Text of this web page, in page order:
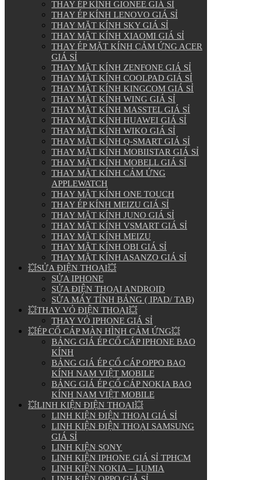
THAY ÉP KÍNH GIONEE GIÁ SỈ
THAY ÉP KÍNH LENOVO GIÁ SỈ
THAY MẶT KÍNH SKY GIÁ SỈ
THAY MẶT KÍNH XIAOMI GIÁ SỈ
THAY ÉP MẶT KÍNH CẢM ỨNG ACER
GIÁ SỈ
THAY MẶT KÍNH ZENFONE GIÁ SỈ
THAY MẶT KÍNH COOLPAD GIÁ SỈ
THAY MẶT KÍNH KINGCOM GIÁ SỈ
THAY MẶT KÍNH WING GIÁ SỈ
THAY MẶT KÍNH MASSTEL GIÁ SỈ
THAY MẶT KÍNH HUAWEI GIÁ SỈ
THAY MẶT KÍNH WIKO GIÁ SỈ
THAY MẶT KÍNH Q-SMART GIÁ SỈ
THAY MẶT KÍNH MOBIISTAR GIÁ SỈ
THAY MẶT KÍNH MOBELL GIÁ SỈ
THAY MẶT KÍNH CẢM ỨNG
APPLEWATCH
THAY MẶT KÍNH ONE TOUCH
THAY ÉP KÍNH MEIZU GIÁ SỈ
THAY MẶT KÍNH JUNO GIÁ SỈ
THAY MẶT KÍNH VSMART GIÁ SỈ
THAY MẶT KÍNH MEIZU
THAY MẶT KÍNH OBI GIÁ SỈ
THAY MẶT KÍNH ASANZO GIÁ SỈ
💥SỬA ĐIỆN THOẠI💥
SỬA IPHONE
SỬA ĐIỆN THOẠI ANDROID
SỬA MÁY TÍNH BẢNG ( IPAD/ TAB)
💥THAY VỎ ĐIỆN THOẠI💥
THAY VỎ IPHONE GIÁ SỈ
💥ÉP CỔ CÁP MÀN HÌNH CẢM ỨNG💥
BẢNG GIÁ ÉP CỔ CÁP IPHONE BAO
KÍNH
BẢNG GIÁ ÉP CỔ CÁP OPPO BAO
KÍNH NAM VIỆT MOBILE
BẢNG GIÁ ÉP CỔ CÁP NOKIA BAO
KÍNH NAM VIỆT MOBILE
💥LINH KIỆN ĐIỆN THOẠI💥
LINH KIỆN ĐIỆN THOẠI GIÁ SỈ
LINH KIỆN ĐIỆN THOẠI SAMSUNG
GIÁ SỈ
LINH KIỆN SONY
LINH KIỆN IPHONE GIÁ SỈ TPHCM
LINH KIỆN NOKIA – LUMIA